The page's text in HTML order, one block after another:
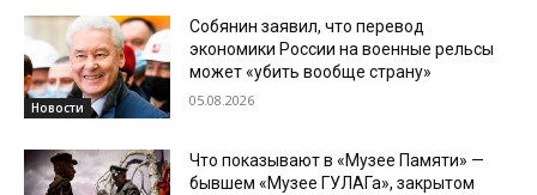
Новости
Собянин заявил, что перевод
экономики России на военные рельсы
может «убить вообще страну»
05.08.2026
Что показывают в «Музее Памяти» —
бывшем «Музее ГУЛАГа», закрытом